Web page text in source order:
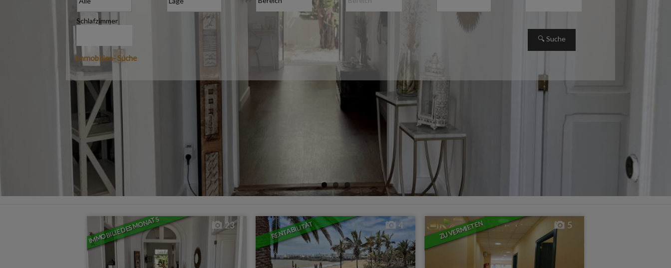
Schlafzimmer
Immobilien- Suche
IMMOBILIE DES MONATS 23 RENTABILITÄT 4 ZU VERMIETEN 5